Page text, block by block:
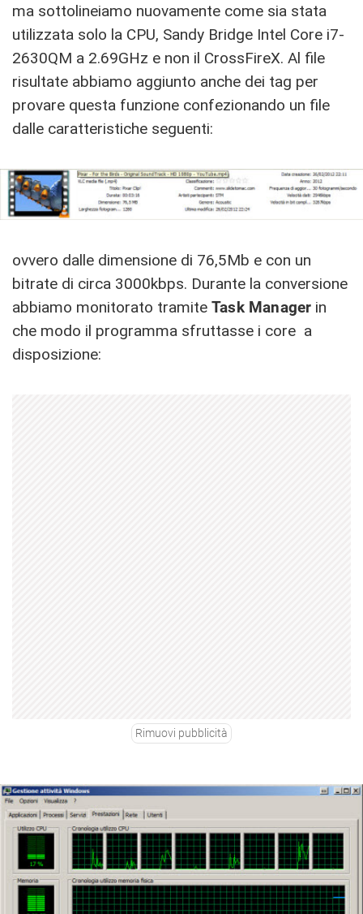
ma sottolineiamo nuovamente come sia stata
utilizzata solo la CPU, Sandy Bridge Intel Core i7-
2630QM a 2.69GHz e non il CrossFireX. Al file
risultate abbiamo aggiunto anche dei tag per
provare questa funzione confezionando un file
dalle caratteristiche seguenti:
ovvero dalle dimensione di 76,5Mb e con un
bitrate di circa 3000kbps. Durante la conversione
abbiamo monitorato tramite Task Manager in
che modo il programma sfruttasse i core a
disposizione:
Rimuovi pubblicità